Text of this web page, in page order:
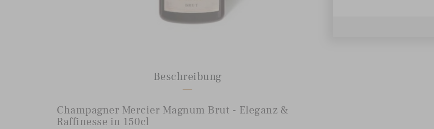
Beschreibung
Champagner Mercier Magnum Brut - Eleganz &
Raffinesse in 150cl